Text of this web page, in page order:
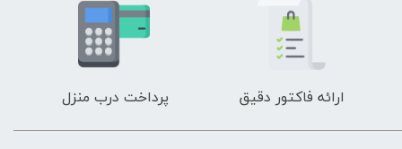
ارائه فاکتور دقیق پرداخت درب منزل